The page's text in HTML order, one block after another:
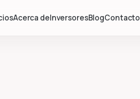
Acerca deInversoresBlogContacto